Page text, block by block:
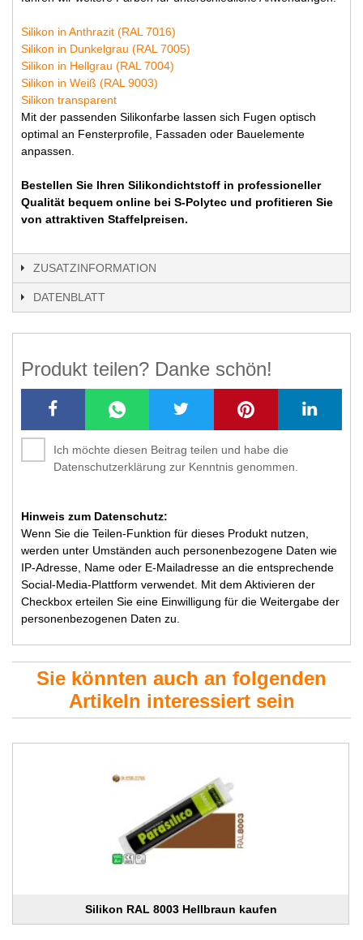
Silikon in Anthrazit (RAL 7016)
Silikon in Dunkelgrau (RAL 7005)
Silikon in Hellgrau (RAL 7004)
Silikon in Weiß (RAL 9003)
Silikon transparent
Mit der passenden Silikonfarbe lassen sich Fugen optisch
optimal an Fensterprofile, Fassaden oder Bauelemente
anpassen.
Bestellen Sie Ihren Silikondichtstoff in professioneller
Qualität bequem online bei S-Polytec und profitieren Sie
von attraktiven Staffelpreisen.
ZUSATZINFORMATION
DATENBLATT
Produkt teilen? Danke schön!
Ich möchte diesen Beitrag teilen und habe die
Datenschutzerklärung zur Kenntnis genommen.
Hinweis zum Datenschutz:
Wenn Sie die Teilen-Funktion für dieses Produkt nutzen,
werden unter Umständen auch personenbezogene Daten wie
IP-Adresse, Name oder E-Mailadresse an die entsprechende
Social-Media-Plattform verwendet. Mit dem Aktivieren der
Checkbox erteilen Sie eine Einwilligung für die Weitergabe der
personenbezogenen Daten zu.
Sie könnten auch an folgenden
Artikeln interessiert sein
Silikon RAL 8003 Hellbraun kaufen